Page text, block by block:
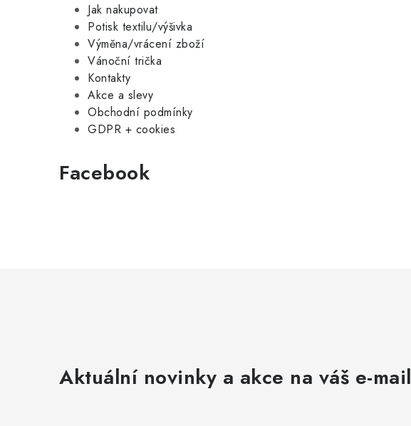
Jak nakupovat
Potisk textilu/výšivka
Výměna/vrácení zboží
Vánoční trička
Kontakty
Akce a slevy
Obchodní podmínky
GDPR + cookies
Facebook
Aktuální novinky a akce na váš e-mail